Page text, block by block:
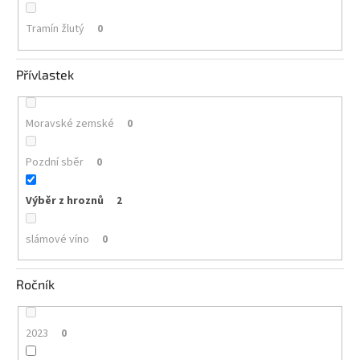
Tramín žlutý 0
Přívlastek
Moravské zemské 0
Pozdní sběr 0
Výběr z hroznů 2
slámové víno 0
Ročník
2023 0